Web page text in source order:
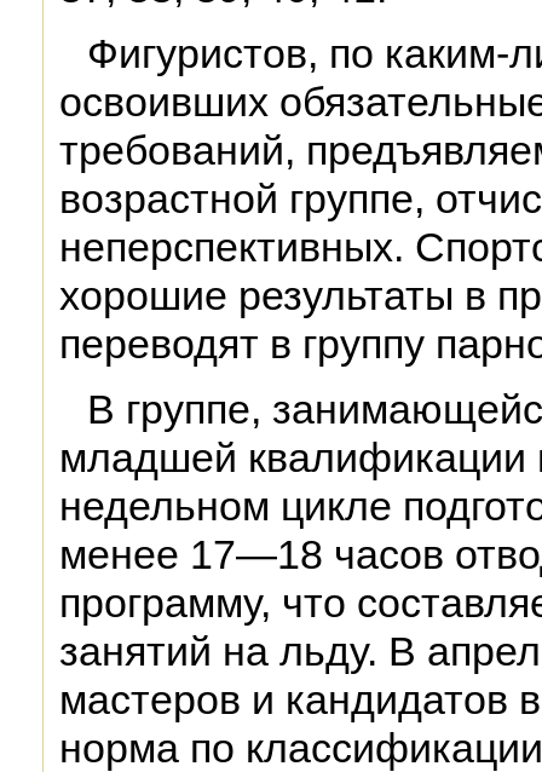
Фигуристов, по каким-
освоивших
требований,
возрастной группе,
неперспективных.
хорошие результаты в
переводят в группу
В группе,
младшей квалификации
недельном цикле
менее 17—18 часов
программу, что
занятий на льду. В
мастеров и кандидатов
норма по